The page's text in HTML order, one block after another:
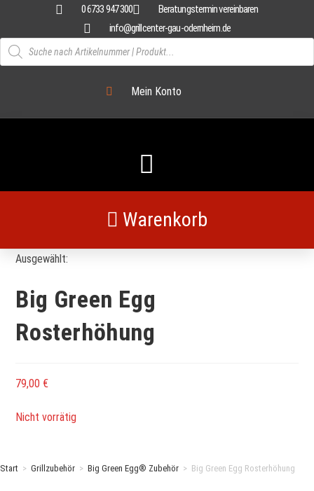
springen
0 6733 947 300
Beratungstermin vereinbaren
info@grillcenter-gau-odernheim.de
Products
search
Mein Konto
Warenkorb
Ausgewählt:
Big Green Egg
Rosterhöhung
79,00 €
Nicht vorrätig
Start > Grillzubehör > Big Green Egg® Zubehör > Big Green Egg Rosterhöhung